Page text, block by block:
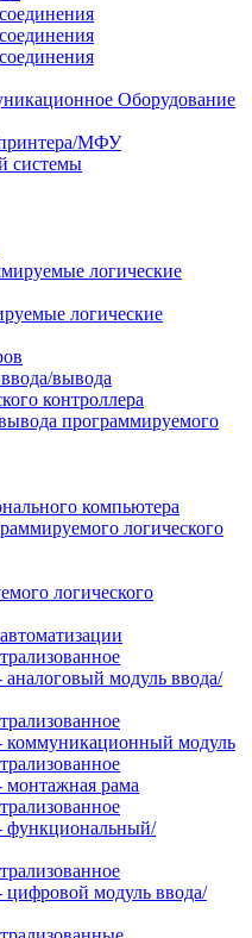
Оборудование
принтера/МФУ
системы
логические
вывода
контроллера
программируемого
компьютера
логического
логического
модуль ввода/
коммуникационный модуль
монтажная рама
функциональный/
цифровой модуль ввода/